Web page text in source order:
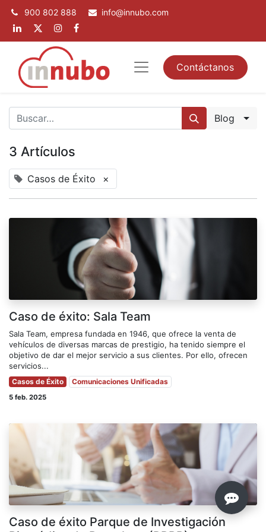
900 802 888 info@innubo.com
Contáctanos
Blog
3 Artículos
Casos de Éxito ×
Caso de éxito: Sala Team
Sala Team, empresa fundada en 1946, que ofrece la venta de
vehículos de diversas marcas de prestigio, ha tenido siempre el
objetivo de dar el mejor servicio a sus clientes. Por ello, ofrecen
servicios...
Casos de Éxito Comunicaciones Unificadas
5 feb. 2025
Caso de éxito Parque de Investigación